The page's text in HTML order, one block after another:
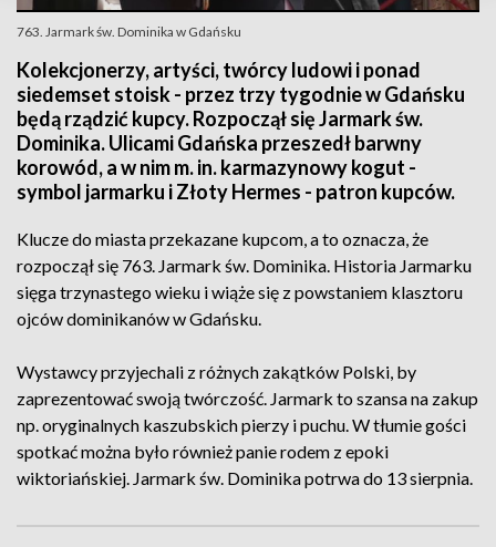
763. Jarmark św. Dominika w Gdańsku
Kolekcjonerzy, artyści, twórcy ludowi i ponad
siedemset stoisk - przez trzy tygodnie w Gdańsku
będą rządzić kupcy. Rozpoczął się Jarmark św.
Dominika. Ulicami Gdańska przeszedł barwny
korowód, a w nim m. in. karmazynowy kogut -
symbol jarmarku i Złoty Hermes - patron kupców.
Klucze do miasta przekazane kupcom, a to oznacza, że
rozpoczął się 763. Jarmark św. Dominika. Historia Jarmarku
sięga trzynastego wieku i wiąże się z powstaniem klasztoru
ojców dominikanów w Gdańsku.
Wystawcy przyjechali z różnych zakątków Polski, by
zaprezentować swoją twórczość. Jarmark to szansa na zakup
np. oryginalnych kaszubskich pierzy i puchu. W tłumie gości
spotkać można było również panie rodem z epoki
wiktoriańskiej. Jarmark św. Dominika potrwa do 13 sierpnia.